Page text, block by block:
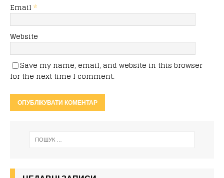
Email *
Website
Save my name, email, and website in this browser
for the next time I comment.